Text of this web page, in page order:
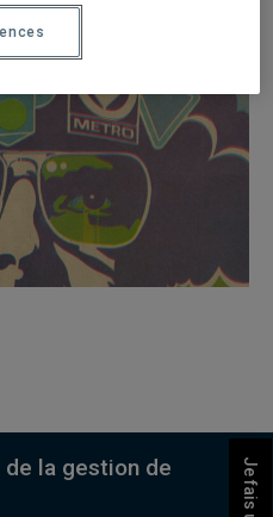
la gestion de